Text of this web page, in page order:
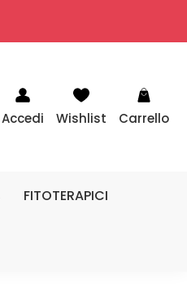
Accedi Wishlist Carrello
FITOTERAPICI